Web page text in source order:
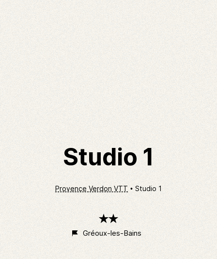
Studio 1
Provence Verdon VTT Studio 1
étoiles
Gréoux-les-Bains